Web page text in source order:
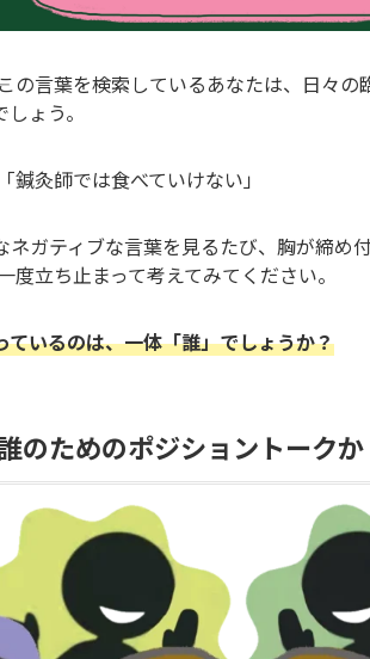
この言葉を検索しているあなたは、日々
ょう。
鍼灸師では食べていけない」
ネガティブな言葉を見るたび、胸が締め
立ち止まって考えてみてください。
ているのは、一体「誰」でしょうか？
のためのポジショントークか